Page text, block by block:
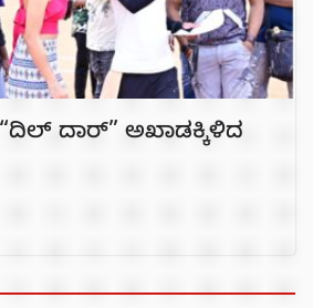
ದಾರ್” ಅಖಾಡಕ್ಕಿಳಿದ